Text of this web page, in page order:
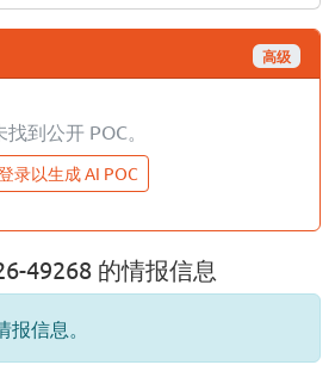
高级
找到公开 POC。
录以生成 AI POC
49268 的情报信息
信息。